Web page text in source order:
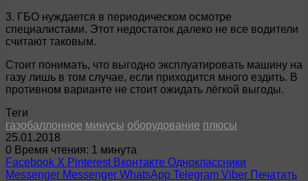
3. ГБО нуждается в периодическом осмотре
специалистами. Этот недостаток далеко не все водители
считают таковым.
Стоит понимать, что выгодно эксплуатировать машину на
газу лишь в том случае, если приходится много ездить. В
противном варианте не стоит ожидать лёгкой выгоды.
Теги
газобаллонное минусы оборудование плюсы
25.01.2018
0 Время чтения: 1 минута
Facebook X Pinterest Вконтакте Одноклассники
Messenger Messenger WhatsApp Telegram Viber Печатать